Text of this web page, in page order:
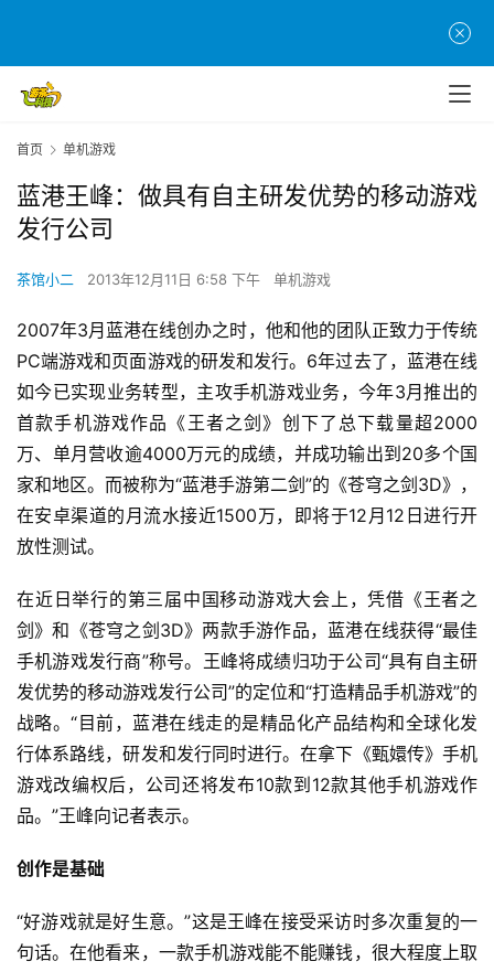
首页 单机游戏
蓝港王峰：做具有自主研发优势的移动游戏
发行公司
茶馆小二 2013年12月11日 6:58 下午 单机游戏
2007年3月蓝港在线创办之时，他和他的团队正致力于传统
PC端游戏和页面游戏的研发和发行。6年过去了，蓝港在线
如今已实现业务转型，主攻手机游戏业务，今年3月推出的
首款手机游戏作品《王者之剑》创下了总下载量超2000
万、单月营收逾4000万元的成绩，并成功输出到20多个国
家和地区。而被称为“蓝港手游第二剑”的《苍穹之剑3D》，
在安卓渠道的月流水接近1500万，即将于12月12日进行开
放性测试。
在近日举行的第三届中国移动游戏大会上，凭借《王者之
剑》和《苍穹之剑3D》两款手游作品，蓝港在线获得“最佳
手机游戏发行商”称号。王峰将成绩归功于公司“具有自主研
发优势的移动游戏发行公司”的定位和“打造精品手机游戏”的
战略。“目前，蓝港在线走的是精品化产品结构和全球化发
行体系路线，研发和发行同时进行。在拿下《甄嬛传》手机
游戏改编权后，公司还将发布10款到12款其他手机游戏作
品。”王峰向记者表示。
创作是基础
“好游戏就是好生意。”这是王峰在接受采访时多次重复的一
句话。在他看来，一款手机游戏能不能赚钱，很大程度上取